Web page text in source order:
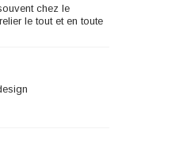
chez le
le tout et en toute